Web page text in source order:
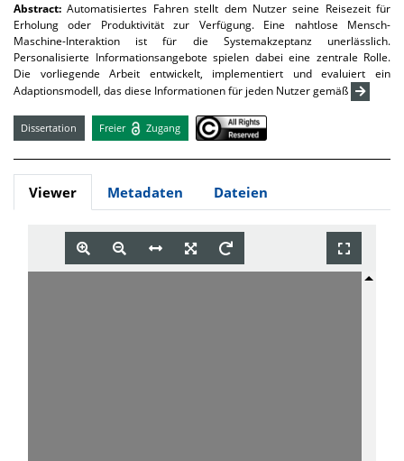
Abstract:Automatisiertes Fahren stellt dem Nutzer seine Reisezeit für
Erholung oder Produktivität zur Verfügung. Eine nahtlose Mensch-
Maschine-Interaktion ist für die Systemakzeptanz unerlässlich.
Personalisierte Informationsangebote spielen dabei eine zentrale Rolle.
Die vorliegende Arbeit entwickelt, implementiert und evaluiert ein
Adaptionsmodell, das diese Informationen für jeden Nutzer gemäß
Dissertation Freier Zugang
Viewer Metadaten Dateien